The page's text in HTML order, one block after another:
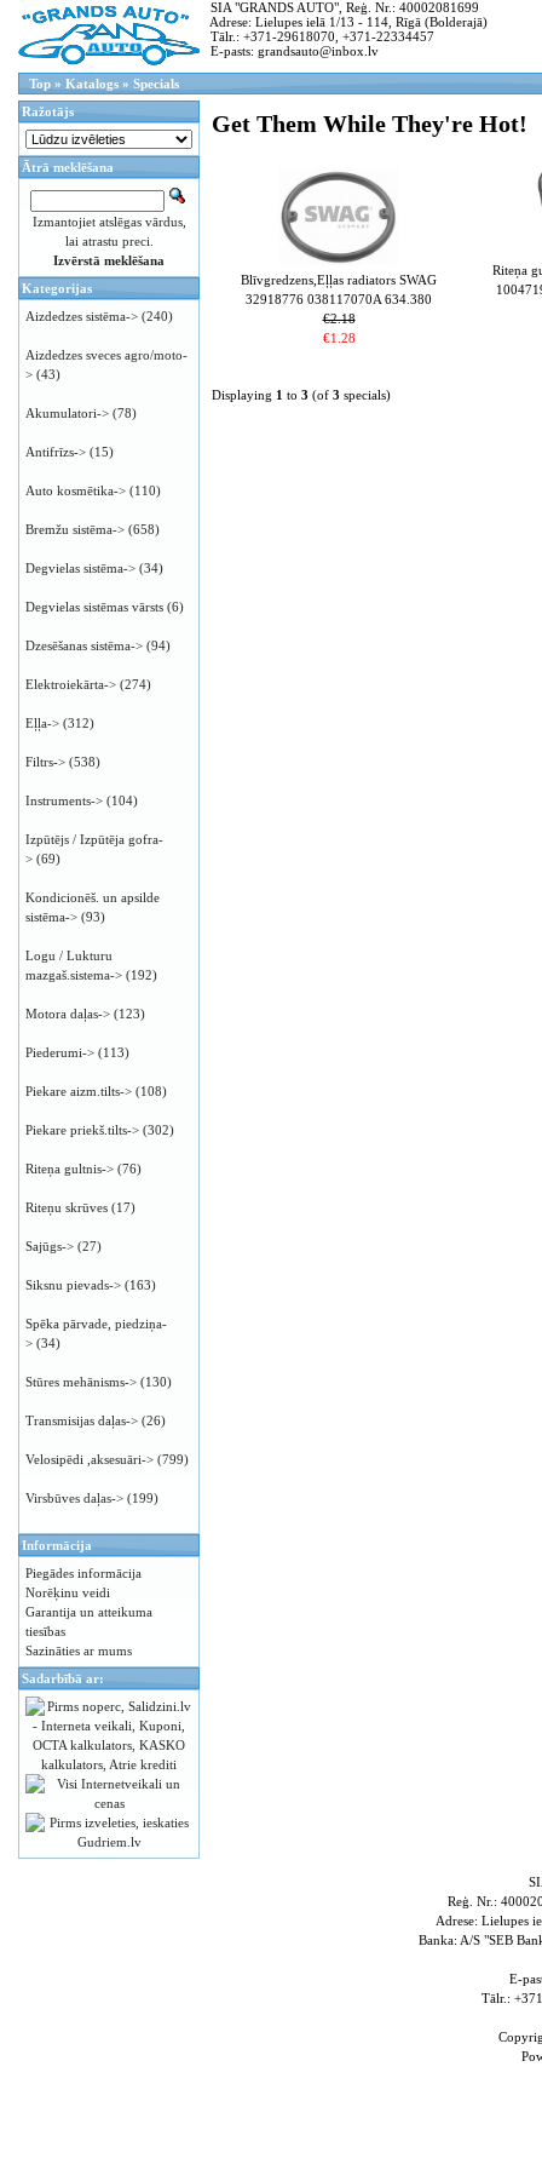
SIA "GRANDS AUTO", Reģ. Nr.: 40002081699
Adrese: Lielupes ielā 1/13 - 114, Rīgā (Bolderajā)
Tālr.: +371-29618070, +371-22334457
E-pasts: grandsauto@inbox.lv
Top » Katalogs » Specials
Get Them While They're Hot!
Blīvgredzens,Eļļas radiators SWAG
32918776 038117070A 634.380
€2.18
€1.28
Riteņa
Displaying 1 to 3 (of 3 specials)
Ražotājs
Ātrā meklēšana
Izmantojiet atslēgas vārdus,
lai atrastu preci.
Izvērstā meklēšana
Kategorijas
Aizdedzes sistēma-> (240)
Aizdedzes sveces agro/moto-
> (43)
Akumulatori-> (78)
Antifrīzs-> (15)
Auto kosmētika-> (110)
Bremžu sistēma-> (658)
Degvielas sistēma-> (34)
Degvielas sistēmas vārsts (6)
Dzesēšanas sistēma-> (94)
Elektroiekārta-> (274)
Eļļa-> (312)
Filtrs-> (538)
Instruments-> (104)
Izpūtējs / Izpūtēja gofra-
> (69)
Kondicionēš. un apsilde
sistēma-> (93)
Logu / Lukturu
mazgaš.sistema-> (192)
Motora daļas-> (123)
Piederumi-> (113)
Piekare aizm.tilts-> (108)
Piekare priekš.tilts-> (302)
Riteņa gultnis-> (76)
Riteņu skrūves (17)
Sajūgs-> (27)
Siksnu pievads-> (163)
Spēka pārvade, piedziņa-
> (34)
Stūres mehānisms-> (130)
Transmisijas daļas-> (26)
Velosipēdi ,aksesuāri-> (799)
Virsbūves daļas-> (199)
Informācija
Piegādes informācija
Norēķinu veidi
Garantija un atteikuma
tiesības
Sazināties ar mums
Sadarbībā ar:
Reģ. Nr.:
Adrese: Lielupes
Banka: A/S "SEB
E-
Tālr.: